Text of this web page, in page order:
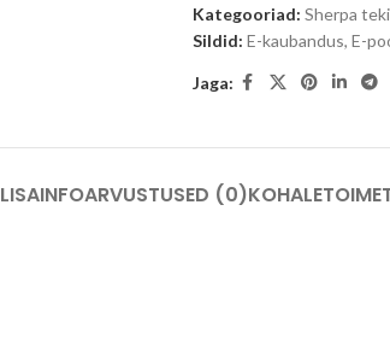
Kategooriad: Sherpa
Sildid: E-kaubandus, E-
Jaga:
LISAINFOARVUSTUSED (0)